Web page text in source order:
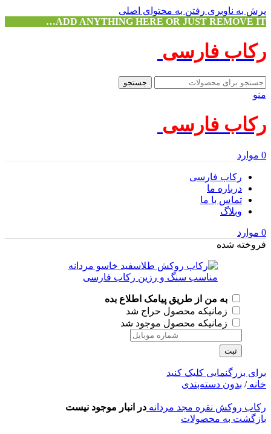
پرش به ناوبری رفتن به محتوای اصلی
ADD ANYTHING HERE OR JUST REMOVE IT…
رکاب فارسی
جستجو
منو
رکاب فارسی
0 موارد
رکاب فارسی
درباره ما
تماس با ما
وبلاگ
0 موارد
فروخته شده
به من از طریق پیامک اطلاع بده
زمانیکه محصول حراج شد
زمانیکه محصول موجود شد
ثبت
برای بزرگنمایی کلیک کنید
خانه/ بدون دسته‌بندی
رکاب روکش نقره مجد مردانه در انبار موجود نیست
بازگشت به محصولات